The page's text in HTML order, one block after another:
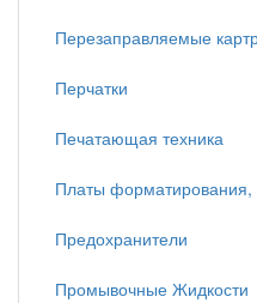
Перезаправляемые
Перчатки
Печатающая техника
Платы форматирования,
Предохранители
Промывочные Жидкости